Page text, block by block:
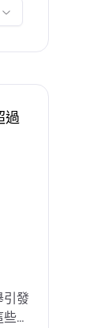
過
引發
因